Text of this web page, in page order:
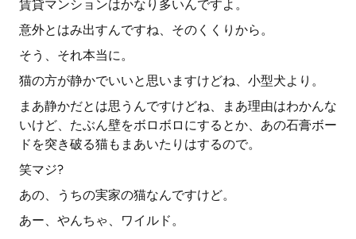
賃貸マンションはかなり多いんですよ。
意外とはみ出すんですね、そのくくりから。
そう、それ本当に。
猫の方が静かでいいと思いますけどね、小型犬より。
まあ静かだとは思うんですけどね、まあ理由はわかんな
いけど、たぶん壁をボロボロにするとか、あの石膏ボー
ドを突き破る猫もまあいたりはするので。
笑マジ?
あの、うちの実家の猫なんですけど。
あー、やんちゃ、ワイルド。